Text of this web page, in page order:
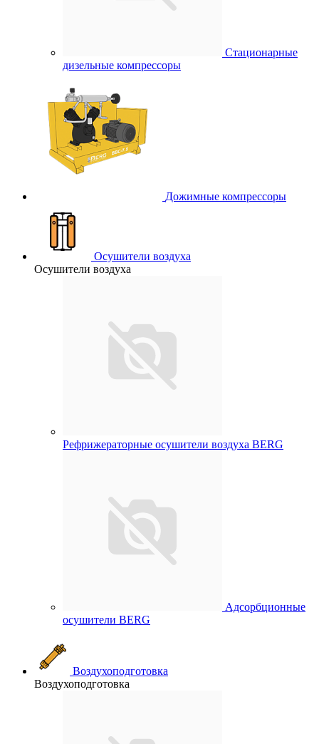
Стационарные
дизельные компрессоры
Дожимные компрессоры
Осушители воздуха
Осушители воздуха
Рефрижераторные осушители воздуха BERG
Адсорбционные
осушители BERG
Воздухоподготовка
Воздухоподготовка